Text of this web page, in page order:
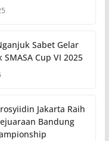
Sabet Gelar
Cup VI 2025
Jakarta Raih
Bandung